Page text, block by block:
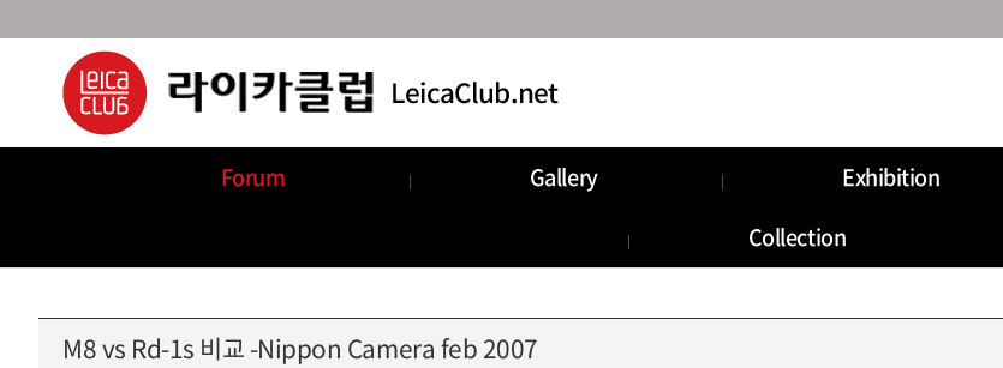
Forum Gallery Exhibition
Collection
Information
M8 vs Rd-1s 비교 -Nippon Camera feb 2007